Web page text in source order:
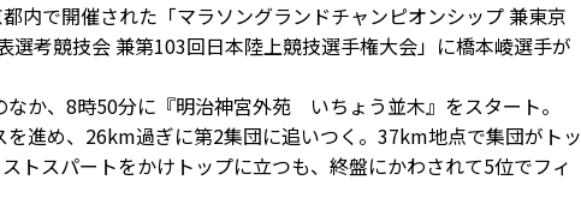
内で開催された「マラソングランドチャンピオンシップ 兼東京
選考競技会 兼第103回日本陸上競技選手権大会」に橋本崚選手が
か、8時50分に『明治神宮外苑 いちょう並木』をスタート。
を進め、26km過ぎに第2集団に追いつく。37km地点で集団がトッ
トスパートをかけトップに立つも、終盤にかわされて5位でフィ